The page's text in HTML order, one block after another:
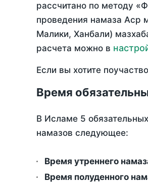
рассчитано по методу
проведения намаза Аср
Малики, Ханбали)
расчета можно в
Если вы хотите
Время
В Исламе 5
намазов следующее:
Время утреннего
Время полуденного